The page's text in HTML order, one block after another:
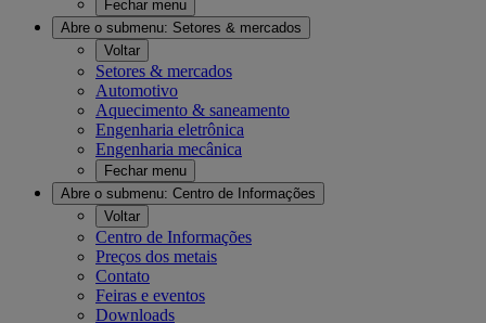
Fechar menu
Abre o submenu: Setores & mercados
Voltar
Setores & mercados
Automotivo
Aquecimento & saneamento
Engenharia eletrônica
Engenharia mecânica
Fechar menu
Abre o submenu: Centro de Informações
Voltar
Centro de Informações
Preços dos metais
Contato
Feiras e eventos
Downloads